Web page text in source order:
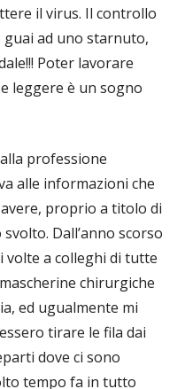
il virus. Il controllo
ad uno starnuto,
Poter lavorare
leggere è un sogno
professione
alle informazioni che
proprio a titolo di
Dall’anno scorso
a colleghi di tutte
chirurgiche
ed ugualmente mi
tirare le fila dai
dove ci sono
tempo fa in tutto